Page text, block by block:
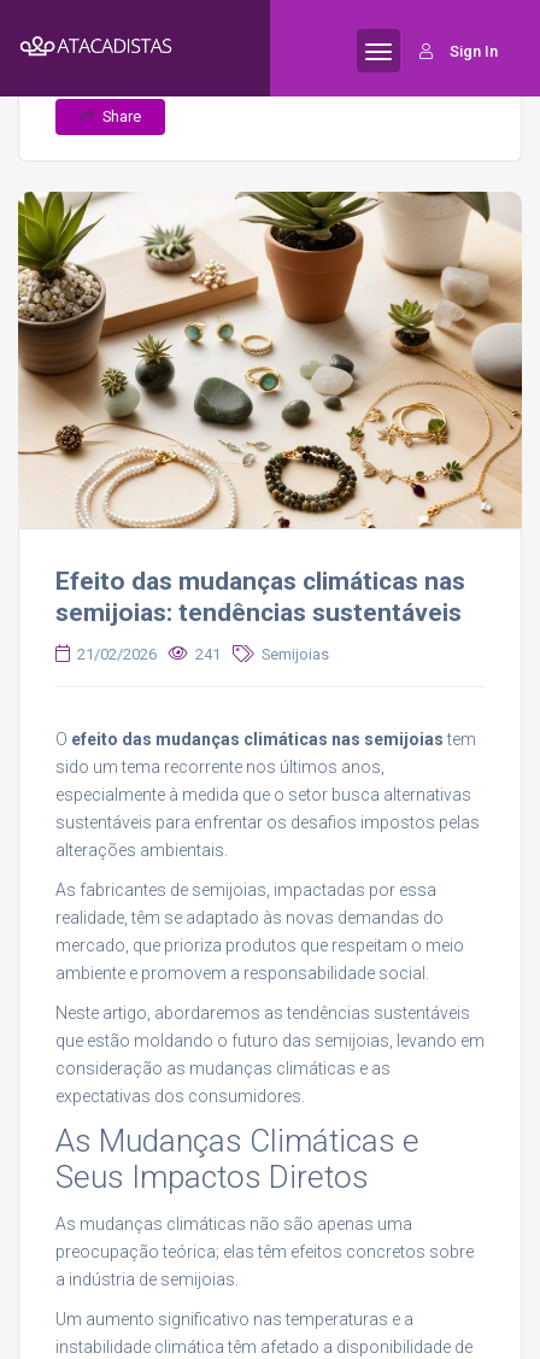
Sign In
Home Semijoias
Efeito das mudanças
climáticas nas semijoias: tendências sustentáveis
Share
Efeito das mudanças climáticas nas
semijoias: tendências sustentáveis
21/02/2026 241 Semijoias
O efeito das mudanças climáticas nas semijoiastem
sido um tema recorrente nos últimos anos,
especialmente à medida que o setor busca alternativas
sustentáveis para enfrentar os desafios impostos pelas
alterações ambientais.
As fabricantes de semijoias, impactadas por essa
realidade, têm se adaptado às novas demandas do
mercado, que prioriza produtos que respeitam o meio
ambiente e promovem a responsabilidade social.
Neste artigo, abordaremos as tendências sustentáveis
que estão moldando o futuro das semijoias, levando em
consideração as mudanças climáticas e as
expectativas dos consumidores.
As Mudanças Climáticas e
Seus Impactos Diretos
As mudanças climáticas não são apenas uma
preocupação teórica; elas têm efeitos concretos sobre
a indústria de semijoias.
Um aumento significativo nas temperaturas e a
instabilidade climática têm afetado a disponibilidade de